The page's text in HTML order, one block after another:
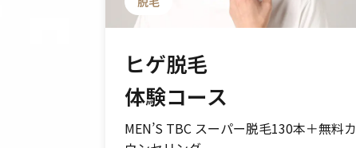
ヒゲ脱毛
体験コース
MEN’S TBC スーパー脱毛130本＋無料カ